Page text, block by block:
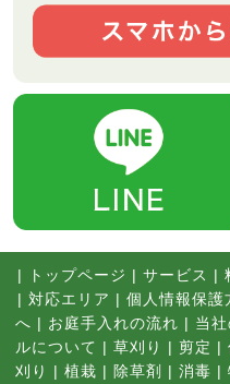
| トップページ | サービス |
| 対応エリア | 個人情報保護
へ | お庭手入れの流れ | 当
ルについて | 草刈り | 剪定 |
刈り
| 植栽 | 除草剤 | 消毒 |